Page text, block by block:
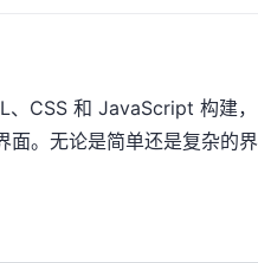
CSS 和 JavaScript 构建，
面。无论是简单还是复杂的界